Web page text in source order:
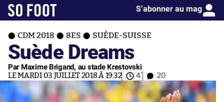
S’abonner au mag
CDM 2018 8ES SUÈDE-SUISSE
Suède Dreams
Par Maxime Brigand, au stade Krestovski
LE MARDI 03 JUILLET 2018 À 19:32 4' 20